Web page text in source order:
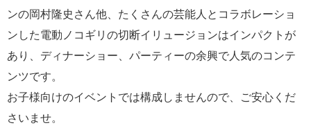
ンの岡村隆史さん他、たくさんの芸能人とコラボレーショ
ンした電動ノコギリの切断イリュージョンはインパクトが
あり、ディナーショー、パーティーの余興で人気のコンテ
ンツです。
お子様向けのイベントでは構成しませんので、ご安心くだ
さいませ。